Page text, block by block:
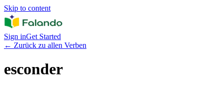
Skip to content
Sign inGet Started
← Zurück zu allen Verben
esconder